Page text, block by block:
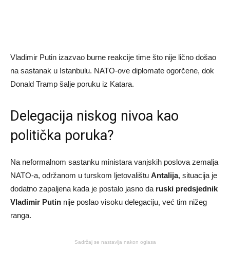
Vladimir Putin izazvao burne reakcije time što nije lično došao
na sastanak u Istanbulu. NATO-ove diplomate ogorčene, dok
Donald Tramp šalje poruku iz Katara.
Delegacija niskog nivoa kao
politička poruka?
Na neformalnom sastanku ministara vanjskih poslova zemalja
NATO-a, održanom u turskom ljetovalištu Antalija, situacija je
dodatno zapaljena kada je postalo jasno da ruski predsjednik
Vladimir Putin nije poslao visoku delegaciju, već tim nižeg
ranga.
Sadržaj se nastavlja nakon oglasa